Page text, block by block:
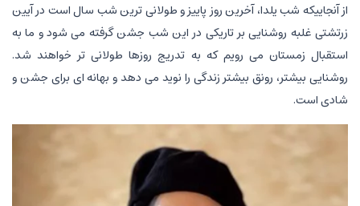
از آنجاییکه شب یلدا، آخرین روز پاییز و طولانی ترین شب سال است در آیین
زرتشتی غلبه روشنایی بر تاریکی در این شب جشن گرفته می شود و ما به
استقبال زمستان می رویم که به تدریج روزها طولانی تر خواهند شد.
روشنایی بیشتر، رونق بیشتر زندگی را نوید می دهد و بهانه ای برای جشن و
شادی است.